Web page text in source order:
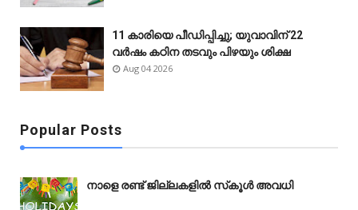
11 കാരിയെ പീഡിപ്പിച്ചു; യുവാവിന് 22
വർഷം കഠിന തടവും പിഴയും ശിക്ഷ
Aug 04 2026
Popular Posts
നാളെ രണ്ട് ജില്ലകളിൽ സ്‌കൂൾ അവധി